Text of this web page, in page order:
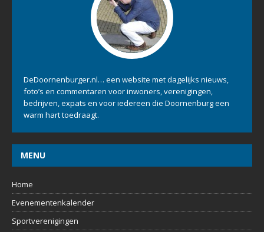
DeDoornenburger.nl… een website met dagelijks nieuws,
foto’s en commentaren voor inwoners, verenigingen,
bedrijven, expats en voor iedereen die Doornenburg een
warm hart toedraagt.
MENU
Home
Evenementenkalender
Sportverenigingen